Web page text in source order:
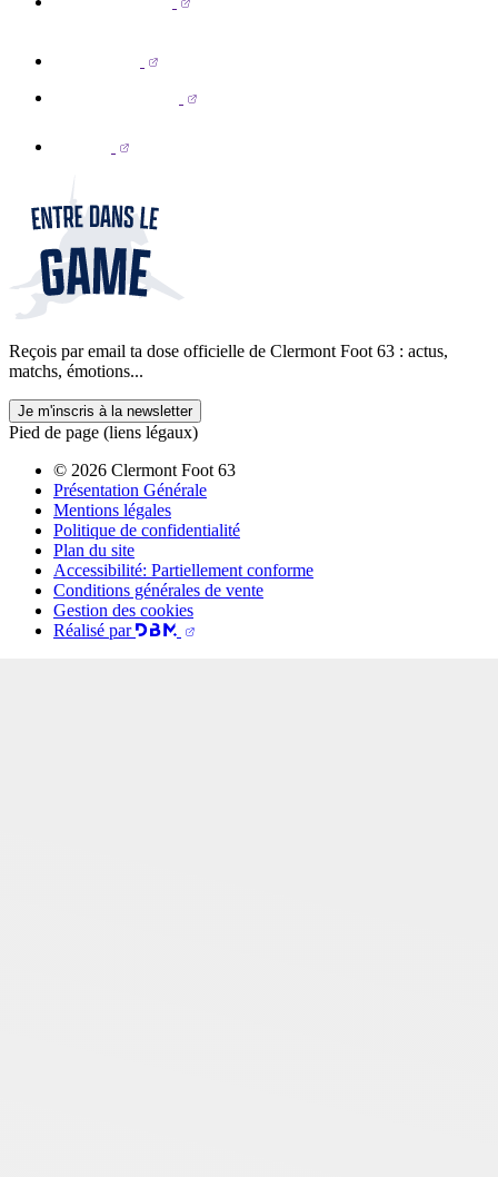
Reçois par email ta dose officielle de Clermont Foot 63 : actus,
matchs, émotions...
Je m'inscris à la newsletter
Pied de page (liens légaux)
© 2026 Clermont Foot 63
Présentation Générale
Mentions légales
Politique de confidentialité
Plan du site
Accessibilité: Partiellement conforme
Conditions générales de vente
Gestion des cookies
Réalisé par